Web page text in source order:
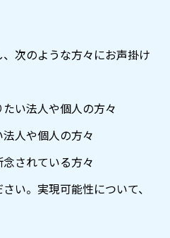
次のような方々にお声掛け
い法人や個人の方々
人や個人の方々
されている方々
い。実現可能性について、